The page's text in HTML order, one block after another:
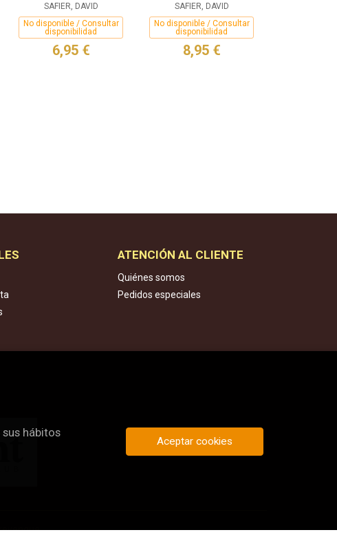
SAFIER, DAVID
No disponible / Consultar
disponibilidad
6,95 €
SAFIER, DAVID
No disponible / Consultar
disponibilidad
8,95 €
ATENCIÓN AL CLIENTE
Quiénes somos
Pedidos especiales
hábitos
Aceptar cookies